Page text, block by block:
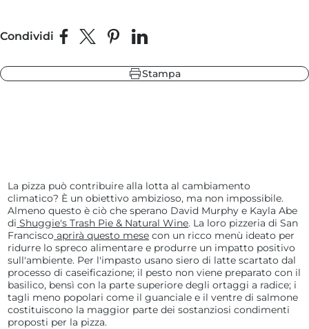
ardesia
delle Highlands
Condividi Condividi su Facebook
Condividi su X
Fai pin su Pinterest
Condividi su LinkedIn
Stampa
La pizza può contribuire alla lotta al cambiamento
climatico? È un obiettivo ambizioso, ma non impossibile.
Almeno questo è ciò che sperano David Murphy e Kayla Abe
di Shuggie's Trash Pie & Natural Wine. La loro pizzeria di San
Francisco aprirà questo mese con un ricco menù ideato per
ridurre lo spreco alimentare e produrre un impatto positivo
sull'ambiente. Per l'impasto usano siero di latte scartato dal
processo di caseificazione; il pesto non viene preparato con il
basilico, bensì con la parte superiore degli ortaggi a radice; i
tagli meno popolari come il guanciale e il ventre di salmone
costituiscono la maggior parte dei sostanziosi condimenti
proposti per la pizza.